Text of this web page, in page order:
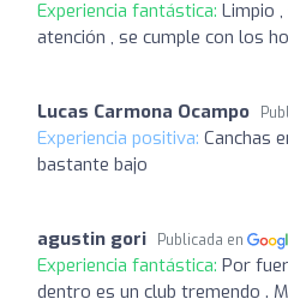
Experiencia fantástica: Limpio
atención , se cumple con los
Lucas Carmona Ocampo
Experiencia positiva: Canchas
bastante bajo
agustin gori Publicada en
Experiencia fantástica: Por
dentro es un club tremendo .